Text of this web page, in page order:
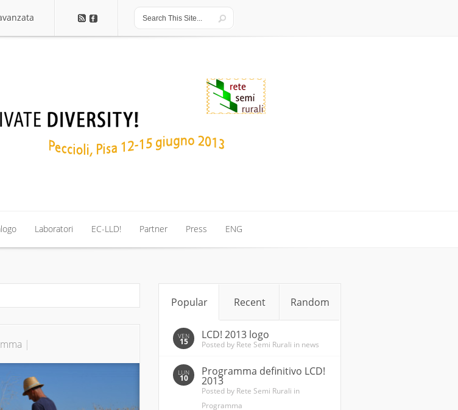
Laboratori EC-LLD! Partner Press ENG
|
Popular Recent Random
VEN
15
LCD! 2013 logo
Posted by Rete Semi Rurali in news
LUN
10
Programma definitivo LCD!
2013
Posted by Rete Semi Rurali in
Programma